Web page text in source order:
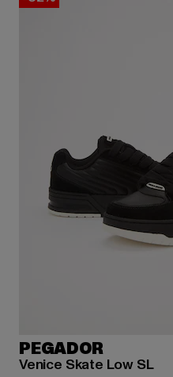
PEGADOR
Venice Skate Low SL